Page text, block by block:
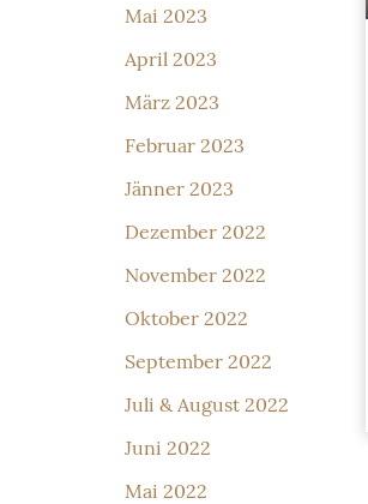
Mai 2023
April 2023
März 2023
Februar 2023
Jänner 2023
Dezember 2022
November 2022
Oktober 2022
September 2022
Juli & August 2022
Juni 2022
Mai 2022